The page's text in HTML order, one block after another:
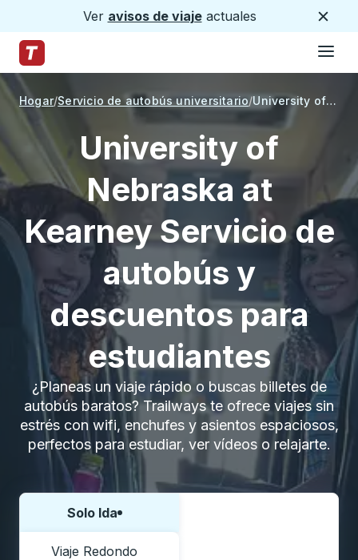
Ver avisos de viajeactuales
Página de inicio de Trailways
Hogar Servicio de autobús universitario University of Nebraska at Kearney
University of
Nebraska at
Kearney Servicio de
autobús y
descuentos para
estudiantes
¿Planeas un viaje rápido o buscas billetes de
autobús baratos? Trailways te ofrece viajes sin
estrés con wifi, enchufes y asientos espaciosos,
perfectos para estudiar, ver vídeos o relajarte.
Elija una forma o viaje de ida y vuelta:
Solo Ida
Viaje Redondo